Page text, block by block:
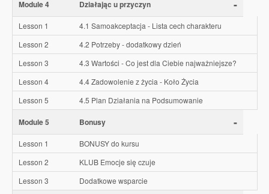
Module 4 Działając u przyczyn -
Lesson 1
4.1 Samoakceptacja - Lista cech charakteru
Lesson 2
4.2 Potrzeby - dodatkowy dzień
Lesson 3
4.3 Wartości - Co jest dla Ciebie najważniejsze?
Lesson 4
4.4 Zadowolenie z życia - Koło Życia
Lesson 5
4.5 Plan Działania na Podsumowanie
Module 5 Bonusy -
Lesson 1
BONUSY do kursu
Lesson 2
KLUB Emocje się czuje
Lesson 3
Dodatkowe wsparcie